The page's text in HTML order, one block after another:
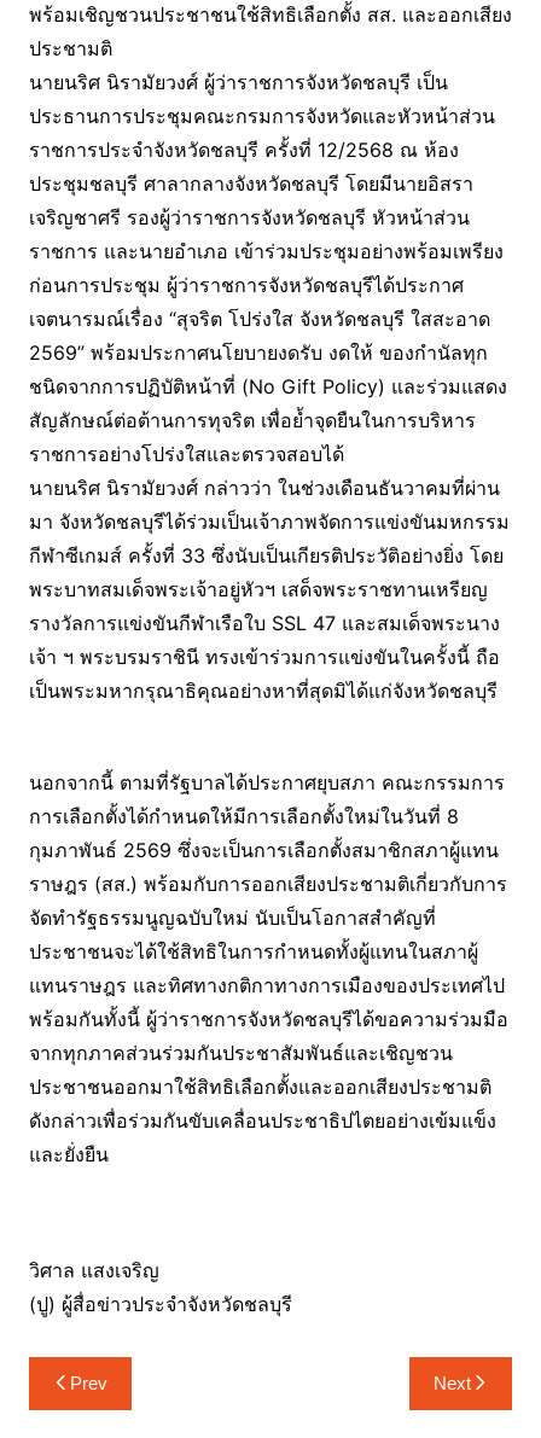
พร้อมเชิญชวนประชาชนใช้สิทธิเลือกตั้ง สส. และออกเสียง
ประชามติ
นายนริศ นิรามัยวงศ์ ผู้ว่าราชการจังหวัดชลบุรี เป็น
ประธานการประชุมคณะกรมการจังหวัดและหัวหน้าส่วน
ราชการประจำจังหวัดชลบุรี ครั้งที่ 12/2568 ณ ห้อง
ประชุมชลบุรี ศาลากลางจังหวัดชลบุรี โดยมีนายอิสรา
เจริญชาศรี รองผู้ว่าราชการจังหวัดชลบุรี หัวหน้าส่วน
ราชการ และนายอำเภอ เข้าร่วมประชุมอย่างพร้อมเพรียง
ก่อนการประชุม ผู้ว่าราชการจังหวัดชลบุรีได้ประกาศ
เจตนารมณ์เรื่อง “สุจริต โปร่งใส จังหวัดชลบุรี ใสสะอาด
2569” พร้อมประกาศนโยบายงดรับ งดให้ ของกำนัลทุก
ชนิดจากการปฏิบัติหน้าที่ (No Gift Policy) และร่วมแสดง
สัญลักษณ์ต่อต้านการทุจริต เพื่อย้ำจุดยืนในการบริหาร
ราชการอย่างโปร่งใสและตรวจสอบได้
นายนริศ นิรามัยวงศ์ กล่าวว่า ในช่วงเดือนธันวาคมที่ผ่าน
มา จังหวัดชลบุรีได้ร่วมเป็นเจ้าภาพจัดการแข่งขันมหกรรม
กีฬาซีเกมส์ ครั้งที่ 33 ซึ่งนับเป็นเกียรติประวัติอย่างยิ่ง โดย
พระบาทสมเด็จพระเจ้าอยู่หัวฯ เสด็จพระราชทานเหรียญ
รางวัลการแข่งขันกีฬาเรือใบ SSL 47 และสมเด็จพระนาง
เจ้า ฯ พระบรมราชินี ทรงเข้าร่วมการแข่งขันในครั้งนี้ ถือ
เป็นพระมหากรุณาธิคุณอย่างหาที่สุดมิได้แก่จังหวัดชลบุรี
นอกจากนี้ ตามที่รัฐบาลได้ประกาศยุบสภา คณะกรรมการ
การเลือกตั้งได้กำหนดให้มีการเลือกตั้งใหม่ในวันที่ 8
กุมภาพันธ์ 2569 ซึ่งจะเป็นการเลือกตั้งสมาชิกสภาผู้แทน
ราษฎร (สส.) พร้อมกับการออกเสียงประชามติเกี่ยวกับการ
จัดทำรัฐธรรมนูญฉบับใหม่ นับเป็นโอกาสสำคัญที่
ประชาชนจะได้ใช้สิทธิในการกำหนดทั้งผู้แทนในสภาผู้
แทนราษฎร และทิศทางกติกาทางการเมืองของประเทศไป
พร้อมกันทั้งนี้ ผู้ว่าราชการจังหวัดชลบุรีได้ขอความร่วมมือ
จากทุกภาคส่วนร่วมกันประชาสัมพันธ์และเชิญชวน
ประชาชนออกมาใช้สิทธิเลือกตั้งและออกเสียงประชามติ
ดังกล่าวเพื่อร่วมกันขับเคลื่อนประชาธิปไตยอย่างเข้มแข็ง
และยั่งยืน
วิศาล แสงเจริญ
(ปู) ผู้สื่อข่าวประจำจังหวัดชลบุรี
แนะแนว
เรื่อง
Prev Next